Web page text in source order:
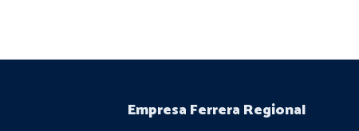
Empresa Ferrera Regional